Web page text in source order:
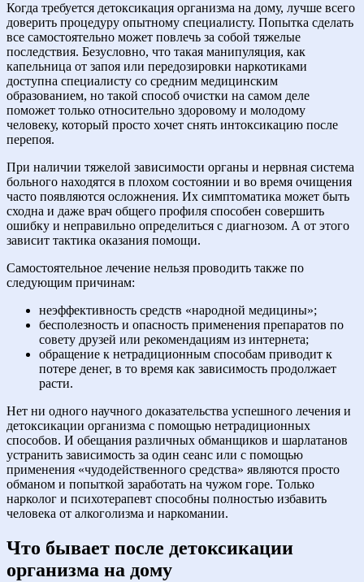
Когда требуется детоксикация организма на дому, лучше всего
доверить процедуру опытному специалисту. Попытка сделать
все самостоятельно может повлечь за собой тяжелые
последствия. Безусловно, что такая манипуляция, как
капельница от запоя или передозировки наркотиками
доступна специалисту со средним медицинским
образованием, но такой способ очистки на самом деле
поможет только относительно здоровому и молодому
человеку, который просто хочет снять интоксикацию после
перепоя.
При наличии тяжелой зависимости органы и нервная система
больного находятся в плохом состоянии и во время очищения
часто появляются осложнения. Их симптоматика может быть
сходна и даже врач общего профиля способен совершить
ошибку и неправильно определиться с диагнозом. А от этого
зависит тактика оказания помощи.
Самостоятельное лечение нельзя проводить также по
следующим причинам:
неэффективность средств «народной медицины»;
бесполезность и опасность применения препаратов по
совету друзей или рекомендациям из интернета;
обращение к нетрадиционным способам приводит к
потере денег, в то время как зависимость продолжает
расти.
Нет ни одного научного доказательства успешного лечения и
детоксикации организма с помощью нетрадиционных
способов. И обещания различных обманщиков и шарлатанов
устранить зависимость за один сеанс или с помощью
применения «чудодейственного средства» являются просто
обманом и попыткой заработать на чужом горе. Только
нарколог и психотерапевт способны полностью избавить
человека от алкоголизма и наркомании.
Что бывает после детоксикации
организма на дому